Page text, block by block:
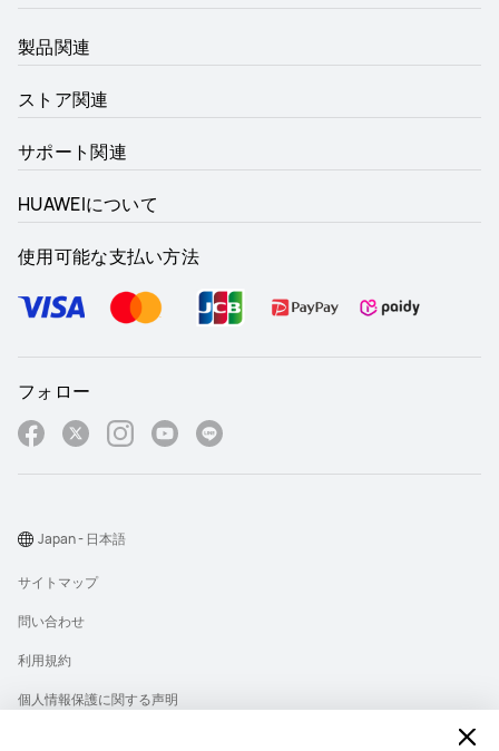
製品関連
ストア関連
サポート関連
HUAWEIについて
使用可能な支払い方法
フォロー
サイトマップ
問い合わせ
利用規約
個人情報保護に関する声明
Japan - 日本語